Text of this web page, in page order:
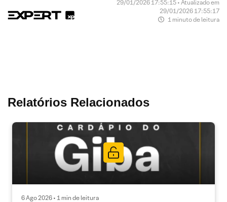
29/01/2026 17:55:15 • Atualizado em
29/01/2026 17:55:17
1 minuto de leitura
Relatórios Relacionados
6 Ago 2026 • 1 min de leitura